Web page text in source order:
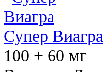
Супер Виагра
100 + 60 мг